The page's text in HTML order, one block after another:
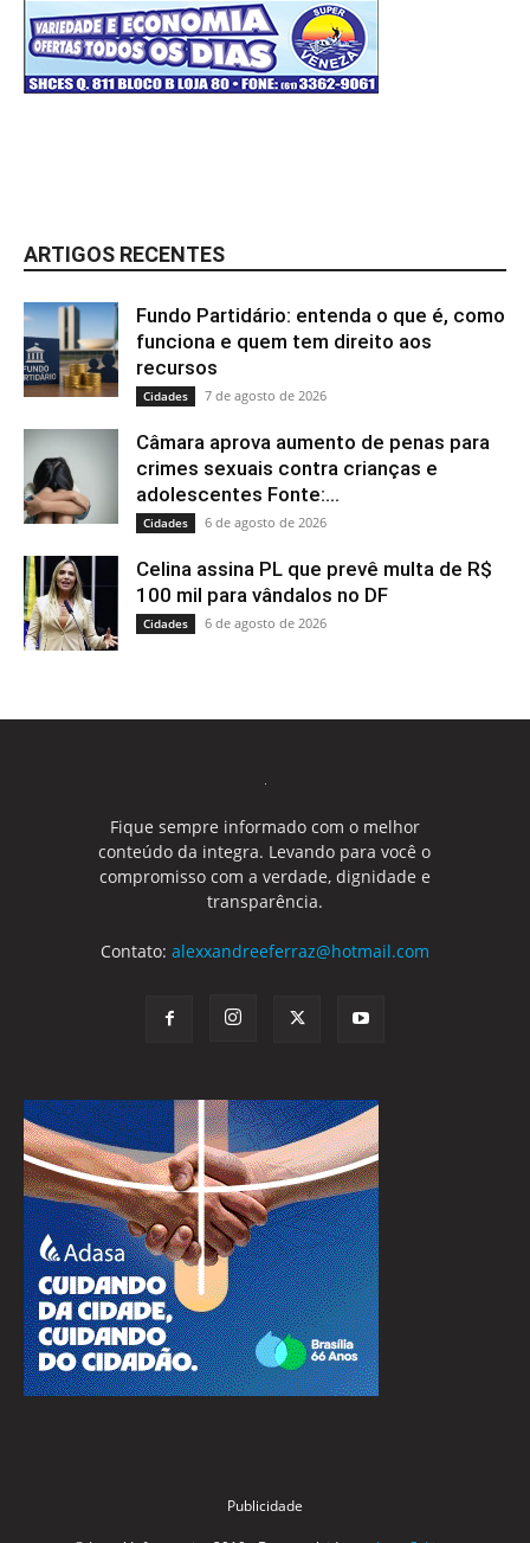
ARTIGOS RECENTES
Fundo Partidário: entenda o que é, como
funciona e quem tem direito aos
recursos
Cidades 7 de agosto de 2026
Câmara aprova aumento de penas para
crimes sexuais contra crianças e
adolescentes Fonte:...
Cidades 6 de agosto de 2026
Celina assina PL que prevê multa de R$
100 mil para vândalos no DF
Cidades 6 de agosto de 2026
Fique sempre informado com o melhor
conteúdo da integra. Levando para você o
compromisso com a verdade, dignidade e
transparência.
Contato: alexxandreeferraz@hotmail.com
Publicidade